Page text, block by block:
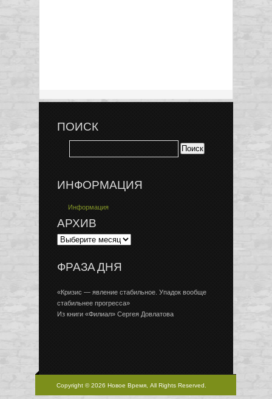
ПОИСК
ИНФОРМАЦИЯ
Информация
АРХИВ
ФРАЗА ДНЯ
«Кризис — явление стабильное. Упадок вообще
стабильнее прогресса»
Из книги «Филиал» Сергея Довлатова
Copyright © 2026 Новое Время, All Rights Reserved.